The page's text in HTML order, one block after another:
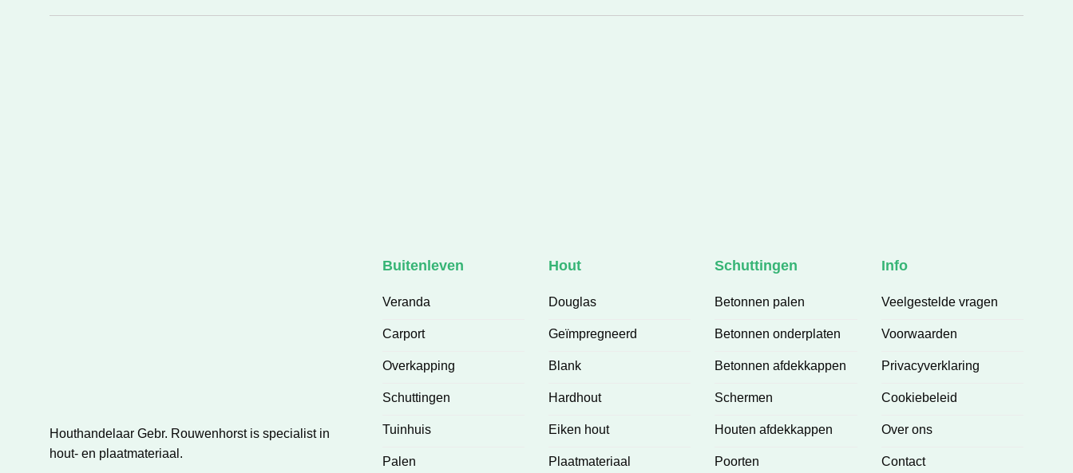
Houthandelaar Gebr. Rouwenhorst is specialist in
hout- en plaatmateriaal.
Buitenleven
Veranda
Carport
Overkapping
Schuttingen
Tuinhuis
Palen
Hout
Douglas
Geïmpregneerd
Blank
Hardhout
Eiken hout
Plaatmateriaal
Schuttingen
Betonnen palen
Betonnen onderplaten
Betonnen afdekkappen
Schermen
Houten afdekkappen
Poorten
Info
Veelgestelde vragen
Voorwaarden
Privacyverklaring
Cookiebeleid
Over ons
Contact